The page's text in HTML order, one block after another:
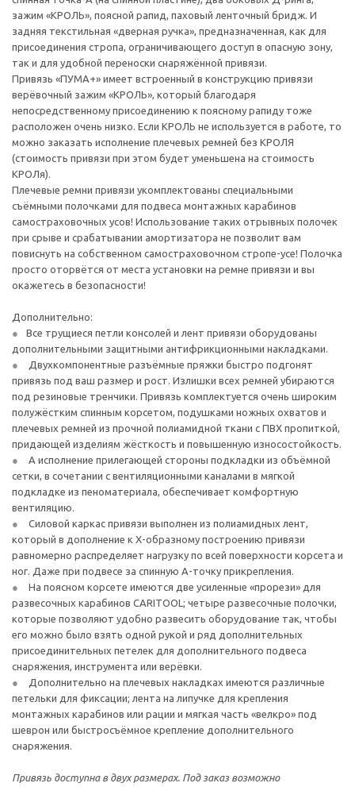
зажим «КРОЛЬ», поясной рапид, паховый ленточный бридж. И
задняя текстильная «дверная ручка», предназначенная, как для
присоединения стропа, ограничивающего доступ в опасную зону,
так и для удобной переноски снаряжённой привязи.
Привязь «ПУМА+» имеет встроенный в конструкцию привязи
верёвочный зажим «КРОЛЬ», который благодаря
непосредственному присоединению к поясному рапиду тоже
расположен очень низко. Если КРОЛЬ не используется в работе, то
можно заказать исполнение плечевых ремней без КРОЛЯ
(стоимость привязи при этом будет уменьшена на стоимость
КРОЛя).
Плечевые ремни привязи укомплектованы специальными
съёмными полочками для подвеса монтажных карабинов
самостраховочных усов! Использование таких отрывных полочек
при срыве и срабатывании амортизатора не позволит вам
повиснуть на собственном самостраховочном стропе-усе! Полочка
просто оторвётся от места установки на ремне привязи и вы
окажетесь в безопасности!
Дополнительно:
Все трущиеся петли консолей и лент привязи оборудованы
дополнительными защитными антифрикционными накладками.
Двухкомпонентные разъёмные пряжки быстро подгонят
привязь под ваш размер и рост. Излишки всех ремней убираются
под резиновые тренчики. Привязь комплектуется очень широким
полужёстким спинным корсетом, подушками ножных охватов и
плечевых ремней из прочной полиамидной ткани с ПВХ пропиткой,
придающей изделиям жёсткость и повышенную износостойкость.
А исполнение прилегающей стороны подкладки из объёмной
сетки, в сочетании с вентиляционными каналами в мягкой
подкладке из пеноматериала, обеспечивает комфортную
вентиляцию.
Силовой каркас привязи выполнен из полиамидных лент,
который в дополнение к Х-образному построению привязи
равномерно распределяет нагрузку по всей поверхности корсета и
ног. Даже при подвесе за спинную А-точку прикрепления.
На поясном корсете имеются две усиленные «прорези» для
развесочных карабинов CARITOOL; четыре развесочные полочки,
которые позволяют удобно развесить оборудование так, чтобы
его можно было взять одной рукой и ряд дополнительных
присоединительных петелек для дополнительного подвеса
снаряжения, инструмента или верёвки.
Дополнительно на плечевых накладках имеются различные
петельки для фиксации; лента на липучке для крепления
монтажных карабинов или рации и мягкая часть «велкро» под
шеврон или быстросъёмное крепление дополнительного
снаряжения.
Привязь доступна в двух размерах. Под заказ возможно